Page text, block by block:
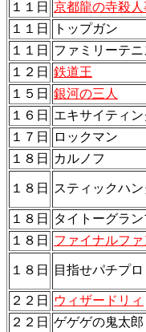
１１日 京都龍の寺殺
１１日
トップガン
１１日
ファミリーテニ
１２日 鉄道王
１５日 銀河の三人
１６日
エキサイティ
１７日
ロックマン
１８日
カルノフ
１８日 スティックハン
１８日 タイトーグラン
１８日
ファイナルフ
１８日 目指せパチプ
２２日 ウィザードリィ
２２日 ゲゲゲの鬼太郎